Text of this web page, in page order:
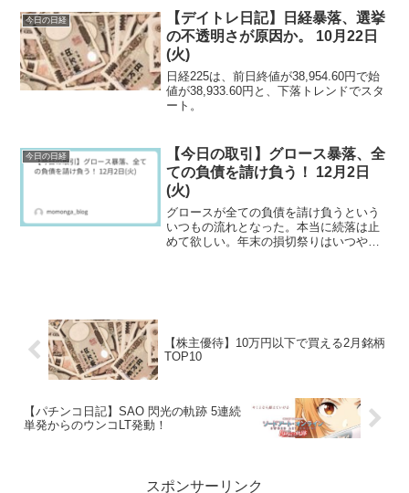
取引を終えました。
今日の日経
【デイトレ日記】日経暴落、選挙
の不透明さが原因か。 10月22日
(火)
日経225は、前日終値が38,954.60円で始
値が38,933.60円と、下落トレンドでスタ
ート。
今日の日経
【今日の取引】グロース暴落、全
ての負債を請け負う！ 12月2日
(火)
グロースが全ての負債を請け負うという
いつもの流れとなった。本当に続落は止
めて欲しい。年末の損切祭りはいつやれ
【株主優待】10万円以下で買える2月銘柄
TOP10
【パチンコ日記】SAO 閃光の軌跡 5連続
単発からのウンコLT発動！
スポンサーリンク